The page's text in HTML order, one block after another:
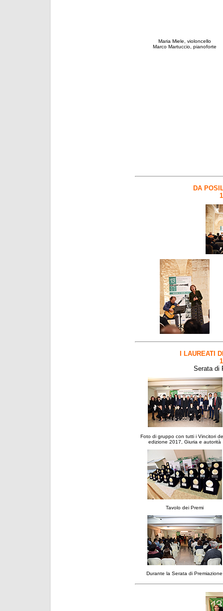
Maria Miele, violoncello
Marco Martuccio, pianoforte
DA
I LAUREATI
Serata di
Foto di gruppo con tutti i Vincitori
edizione 2017, Giuria e autorità
Tavolo dei Premi
Durante la Serata di Premiazione